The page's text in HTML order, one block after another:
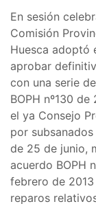
En sesión
Comisión
Huesca adoptó
aprobar
con una serie
BOPH nº130
el ya Consejo
por
de 25 de junio,
acuerdo BOPH
febrero de
reparos